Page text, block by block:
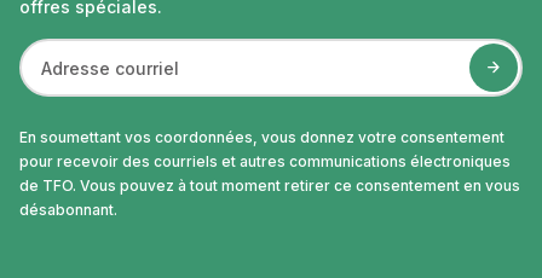
offres spéciales.
En soumettant vos coordonnées, vous donnez votre consentement
pour recevoir des courriels et autres communications électroniques
de TFO. Vous pouvez à tout moment retirer ce consentement en vous
désabonnant.